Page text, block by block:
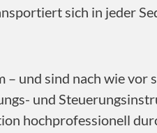
sich in jeder
und sind nach wie
und
hochprofessionell